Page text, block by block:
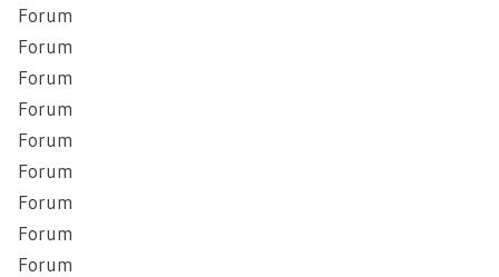
Forum
Forum
Forum
Forum
Forum
Forum
Forum
Forum
Forum